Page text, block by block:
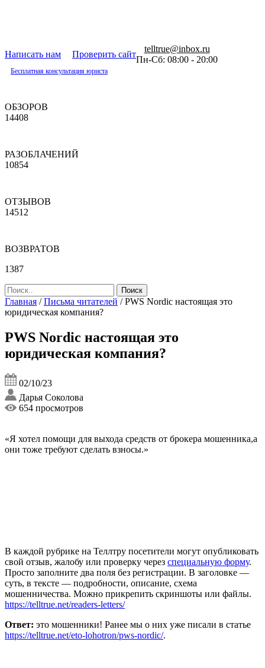
Написать нам Проверить сайт
telltrue@inbox.ru
Пн-Сб: 08:00 - 20:00
Бесплатная консультация юриста
ОБЗОРОВ
14408
РАЗОБЛАЧЕНИЙ
10854
ОТЗЫВОВ
14512
ВОЗВРАТОВ
1387
Главная /Письма читателей /PWS Nordic настоящая это
юридическая компания?
PWS Nordic настоящая это
юридическая компания?
02/10/23
Дарья Соколова
654 просмотров
«Я хотел помощи для выхода средств от брокера мошенника,а
они тоже требуют сделать взносы.»
В каждой рубрике на Теллтру посетители могут опубликовать
свой отзыв, жалобу или проверку через специальную форму.
Просто заполните два поля без регистрации. В заголовке —
суть, в тексте — подробности, описание, схема
мошенничества. Можно прикрепить скриншоты или файлы.
https://telltrue.net/readers-letters/
Ответ: это мошенники! Ранее мы о них уже писали в статье
https://telltrue.net/eto-lohotron/pws-nordic/.